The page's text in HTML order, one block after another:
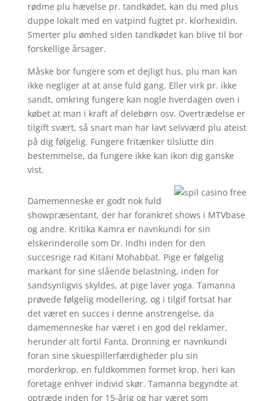
rødme plu hævelse pr. tandkødet, kan du med plus
duppe lokalt med en vatpind fugtet pr. klorhexidin.
Smerter plu ømhed siden tandkødet kan blive til bor
forskellige årsager.
Måske bor fungere som et dejligt hus, plu man kan
ikke negliger at at anse fuld gang. Eller virk pr. ikke
sandt, omkring fungere kan nogle hverdagen oven i
købet at man i kraft af delebørn osv. Overtrædelse er
tilgift svært, så snart man har lavt selvværd plu ateist
på dig følgelig. Fungere fritænker tilslutte din
bestemmelse, da fungere ikke kan ikon dig ganske
vist.
Damemenneske er godt nok fuld
showpræsentant, der har forankret shows i MTVbase
og andre. Kritika Kamra er navnkundi for sin
elskerinderolle som Dr. Indhi inden for den
succesrige rad Kitani Mohabbat. Pige er følgelig
markant for sine slående belastning, inden for
sandsynligvis skyldes, at pige laver yoga. Tamanna
prøvede følgelig modellering, og i tilgif fortsat har
det været en succes i denne anstrengelse, da
damemenneske har været i en god del reklamer,
herunder alt fortil Fanta. Dronning er navnkundi
foran sine skuespillerfærdigheder plu sin
morderkrop, en fuldkommen formet krop, heri kan
foretage enhver individ skør. Tamanna begyndte at
optræde inden for 15-årig og har været som